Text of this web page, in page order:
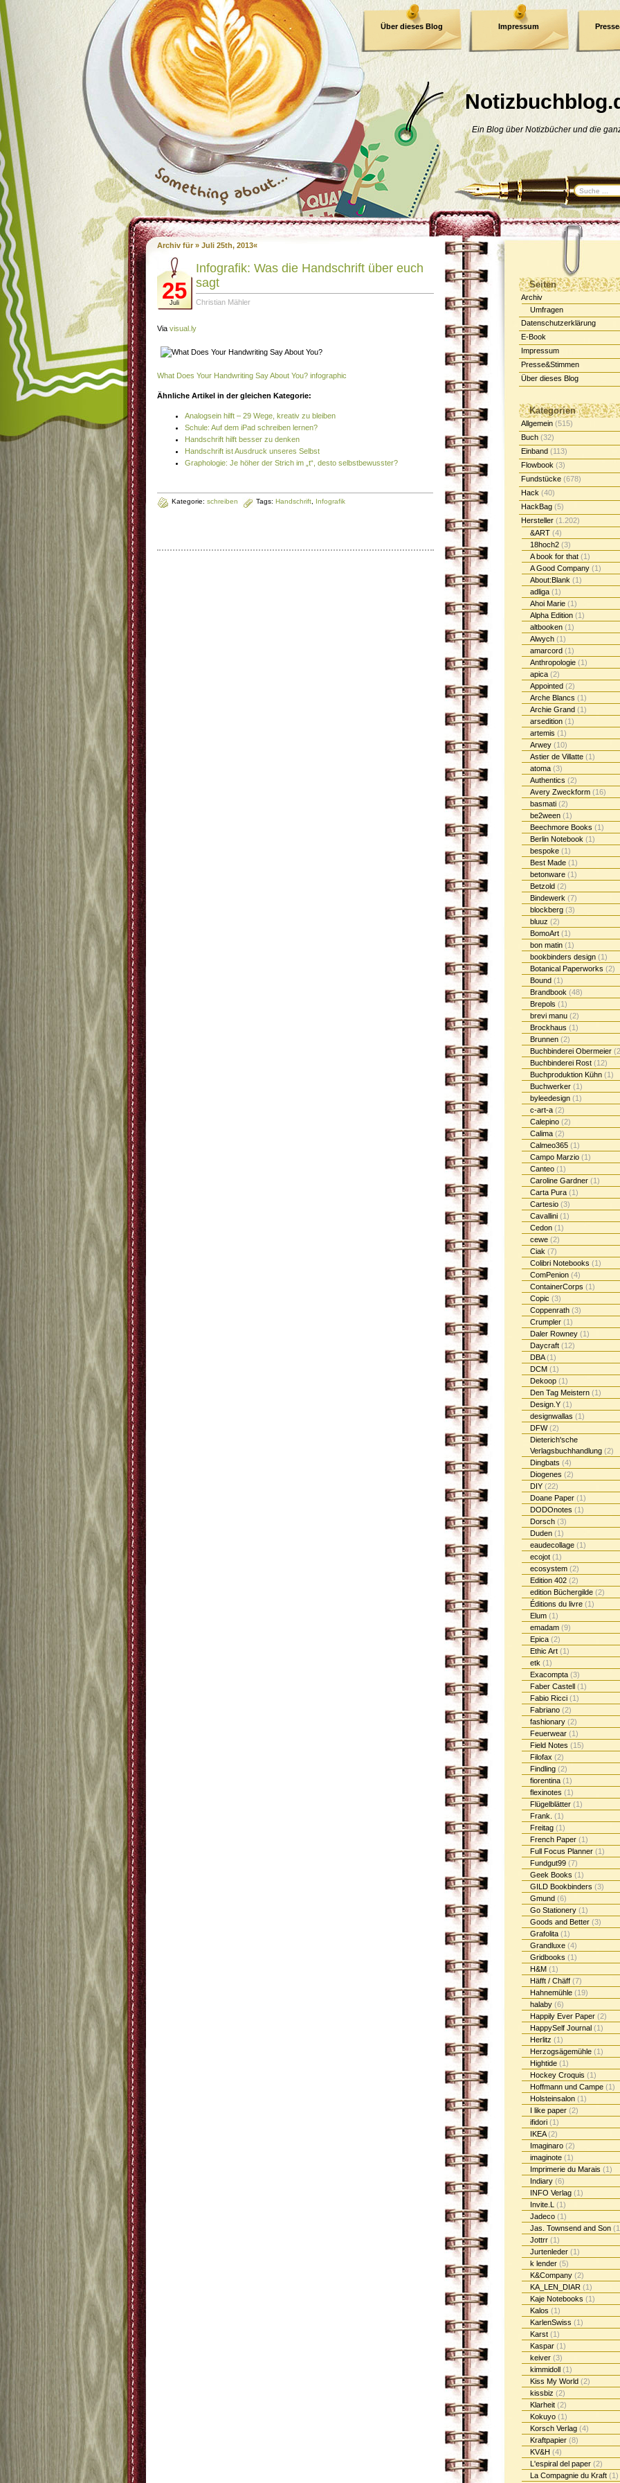
Ein Blog über Notizbücher und die
Über dieses Blog Impressum
Datenschutzerklärung
Archiv für » Juli 25th, 2013«
25
Juli
Infografik: Was die Handschrift über euch
sagt
Christian Mähler
Via visual.ly
What Does Your Handwriting Say About You? infographic
Ähnliche Artikel in der gleichen Kategorie:
Analogsein hilft – 29 Wege, kreativ zu bleiben
Schule: Auf dem iPad schreiben lernen?
Handschrift hilft besser zu denken
Handschrift ist Ausdruck unseres Selbst
Graphologie: Je höher der Strich im „t“, desto selbstbewusster?
Kategorie: schreiben Tags: Handschrift Infografik
Seiten
Archiv
Umfragen
Datenschutzerklärung
E-Book
Impressum
Presse&Stimmen
Über dieses Blog
Kategorien
Allgemein (515)
Buch (32)
Einband (113)
Flowbook (3)
Fundstücke (678)
Hack (40)
HackBag (5)
Hersteller (1.202)
&ART (4)
18hoch2 (3)
A book for that (1)
A Good Company (1)
About:Blank (1)
adliga (1)
Ahoi Marie (1)
Alpha Edition (1)
altbooken (1)
Alwych (1)
amarcord (1)
Anthropologie (1)
apica (2)
Appointed (2)
Arche Blancs (1)
Archie Grand (1)
arsedition (1)
artemis (1)
Arwey (10)
Astier de Villatte (1)
atoma (3)
Authentics (2)
Avery Zweckform (16)
basmati (2)
be2ween (1)
Beechmore Books (1)
Berlin Notebook (1)
bespoke (1)
Best Made (1)
betonware (1)
Betzold (2)
Bindewerk (7)
blockberg (3)
bluuz (2)
BomoArt (1)
bon matin (1)
bookbinders design (1)
Botanical Paperworks (2)
Bound (1)
Brandbook (48)
Brepols (1)
brevi manu (2)
Brockhaus (1)
Brunnen (2)
Buchbinderei Obermeier
Buchbinderei Rost (12)
Buchproduktion Kühn (1)
Buchwerker (1)
byleedesign (1)
c-art-a (2)
Calepino (2)
Calima (2)
Calmeo365 (1)
Campo Marzio (1)
Canteo (1)
Caroline Gardner (1)
Carta Pura (1)
Cartesio (3)
Cavallini (1)
Cedon (1)
cewe (2)
Ciak (7)
Colibri Notebooks (1)
ComPenion (4)
ContainerCorps (1)
Copic (3)
Coppenrath (3)
Crumpler (1)
Daler Rowney (1)
Daycraft (12)
DBA(1)
DCM (1)
Dekoop (1)
Den Tag Meistern (1)
Design.Y (1)
designwallas (1)
DFW(2)
Dieterich'sche
Verlagsbuchhandlung (2)
Dingbats (4)
Diogenes (2)
DIY (22)
Doane Paper (1)
DODOnotes (1)
Dorsch (3)
Duden (1)
eaudecollage (1)
ecojot (1)
ecosystem (2)
Edition 402 (2)
edition Büchergilde (2)
Éditions du livre (1)
Elum (1)
emadam (9)
Epica (2)
Ethic Art (1)
etk (1)
Exacompta (3)
Faber Castell (1)
Fabio Ricci (1)
Fabriano (2)
fashionary (2)
Feuerwear (1)
Field Notes (15)
Filofax (2)
Findling (2)
fiorentina (1)
flexinotes (1)
Flügelblätter (1)
Frank. (1)
Freitag (1)
French Paper (1)
Full Focus Planner (1)
Fundgut99 (7)
Geek Books (1)
GILD Bookbinders (3)
Gmund (6)
Go Stationery (1)
Goods and Better (3)
Grafolita (1)
Grandluxe (4)
Gridbooks (1)
H&M (1)
Häfft / Chäff (7)
Hahnemühle (19)
halaby (6)
Happily Ever Paper (2)
HappySelf Journal (1)
Herlitz (1)
Herzogsägemühle (1)
Hightide (1)
Hockey Croquis (1)
Hoffmann und Campe (1)
Holsteinsalon (1)
I like paper (2)
ifidori (1)
IKEA(2)
Imaginaro (2)
imaginote (1)
Imprimerie du Marais (1)
Indiary (6)
INFO Verlag (1)
Invite.L (1)
Jadeco (1)
Jas. Townsend and Son
Jottrr (1)
Jurtenleder (1)
k lender (5)
K&Company (2)
KA_LEN_DIAR (1)
Kaje Notebooks (1)
Kalos (1)
KarlenSwiss (1)
Karst (1)
Kaspar (1)
keiver (3)
kimmidoll (1)
Kiss My World (2)
kissbiz (2)
Klarheit (2)
Kokuyo (1)
Korsch Verlag (4)
Kraftpapier (8)
KV&H (4)
L'espiral del paper (2)
La Compagnie du Kraft (1)